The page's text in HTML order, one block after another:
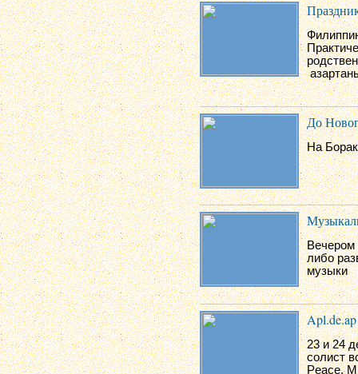
До
На
Вечером
либо
музыки
23 и 24
солист
Peace.